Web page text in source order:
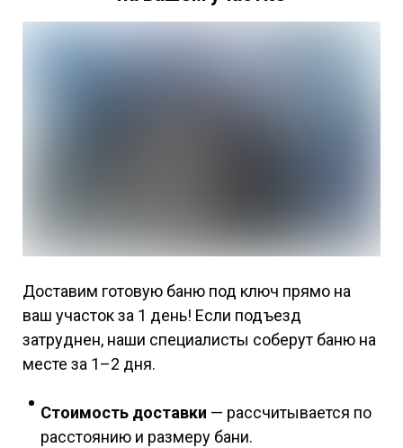
Доставим готовую баню под ключ прямо на
ваш участок за 1 день! Если подъезд
затруднен, наши специалисты соберут баню на
месте за 1–2 дня.
Стоимость доставки — рассчитывается по
расстоянию и размеру бани.